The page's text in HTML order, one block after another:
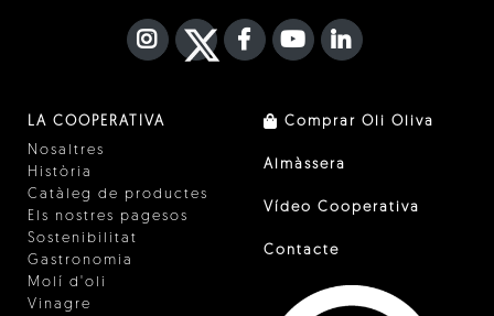
INSTAGRAM
TWITTER
FACEBOOK F
YOUTUBEFA LINKEDIN
LA COOPERATIVA
Nosaltres
Història
Catàleg de productes
Els nostres pagesos
Sostenibilitat
Gastronomia
Molí d'oli
Vinagre
Comprar Oli Oliva
Almàssera
Vídeo Cooperativa
Contacte